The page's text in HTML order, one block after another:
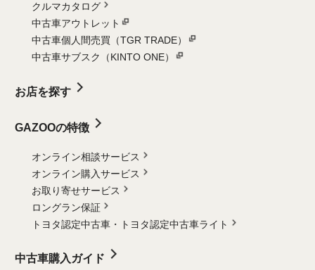
クルマカタログ
中古車アウトレット
中古車個人間売買（TGR TRADE）
中古車サブスク（KINTO ONE）
お店を探す
GAZOOの特徴
オンライン相談サービス
オンライン購入サービス
お取り寄せサービス
ロングラン保証
トヨタ認定中古車・
トヨタ認定中古車ライト
中古車購入ガイド